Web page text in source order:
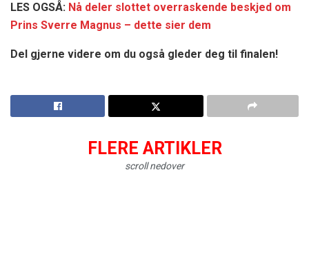
LES OGSÅ: Nå deler slottet overraskende beskjed om
Prins Sverre Magnus – dette sier dem
Del gjerne videre om du også gleder deg til finalen!
FLERE ARTIKLER
scroll nedover